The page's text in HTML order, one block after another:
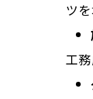
ツ
工